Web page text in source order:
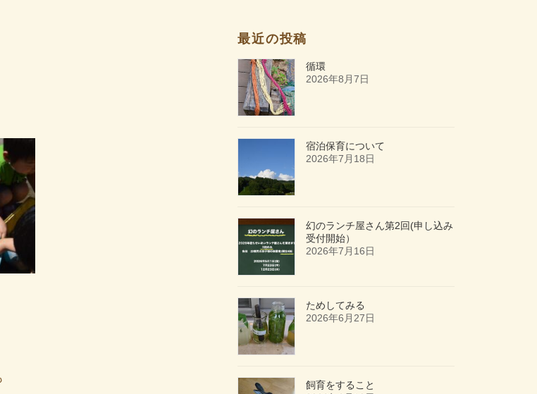
最近の投稿
循環
2026年8月7日
宿泊保育について
2026年7月18日
幻のランチ屋さん第2回(申し込み
受付開始）
2026年7月16日
ためしてみる
2026年6月27日
飼育をすること